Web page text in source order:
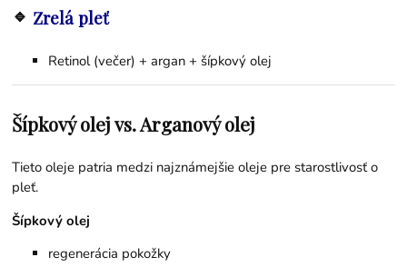
🔹 Zrelá pleť
Retinol (večer) + argan + šípkový olej
Šípkový olej vs. Arganový olej
Tieto oleje patria medzi najznámejšie oleje pre starostlivosť o
pleť.
Šípkový olej
regenerácia pokožky